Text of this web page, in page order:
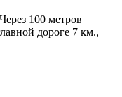
100 метров
дороге 7 км.,